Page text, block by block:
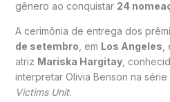
gênero ao conquistar 24
A cerimônia de entrega dos
de setembro , em Los Angeles
atriz Mariska Hargitay,
interpretar Olivia Benson na série
Victims Unit.